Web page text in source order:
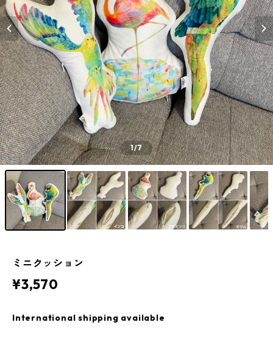
1/7
ミニクッション
¥3,570
International shipping available